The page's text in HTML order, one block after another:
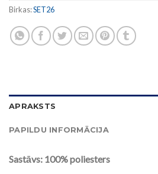
Birkas:SET26
APRAKSTS
PAPILDU INFORMĀCIJA
Sastāvs: 100% poliesters